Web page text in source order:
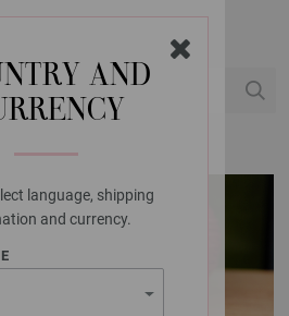
AND
language, shipping
and currency.